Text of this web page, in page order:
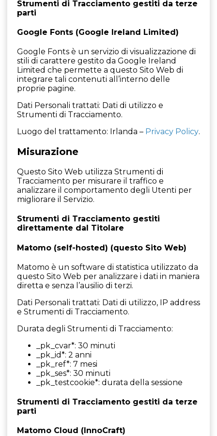
Strumenti di Tracciamento gestiti da terze
parti
Google Fonts (Google Ireland Limited)
Google Fonts è un servizio di visualizzazione di
stili di carattere gestito da Google Ireland
Limited che permette a questo Sito Web di
integrare tali contenuti all’interno delle
proprie pagine.
Dati Personali trattati: Dati di utilizzo e
Strumenti di Tracciamento.
Luogo del trattamento: Irlanda – Privacy Policy.
Misurazione
Questo Sito Web utilizza Strumenti di
Tracciamento per misurare il traffico e
analizzare il comportamento degli Utenti per
migliorare il Servizio.
Strumenti di Tracciamento gestiti
direttamente dal Titolare
Matomo (self-hosted) (questo Sito Web)
Matomo è un software di statistica utilizzato da
questo Sito Web per analizzare i dati in maniera
diretta e senza l’ausilio di terzi.
Dati Personali trattati: Dati di utilizzo, IP address
e Strumenti di Tracciamento.
Durata degli Strumenti di Tracciamento:
_pk_cvar*: 30 minuti
_pk_id*: 2 anni
_pk_ref*: 7 mesi
_pk_ses*: 30 minuti
_pk_testcookie*: durata della sessione
Strumenti di Tracciamento gestiti da terze
parti
Matomo Cloud (InnoCraft)